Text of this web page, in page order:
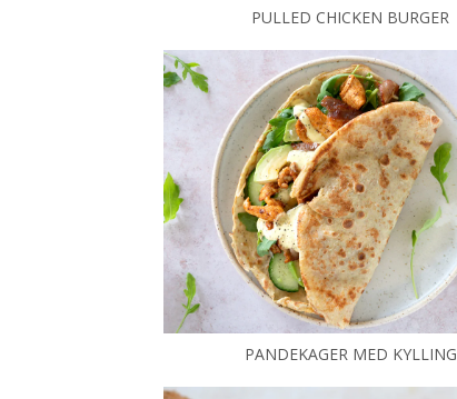
PULLED CHICKEN BURGER
PANDEKAGER MED KYLLING